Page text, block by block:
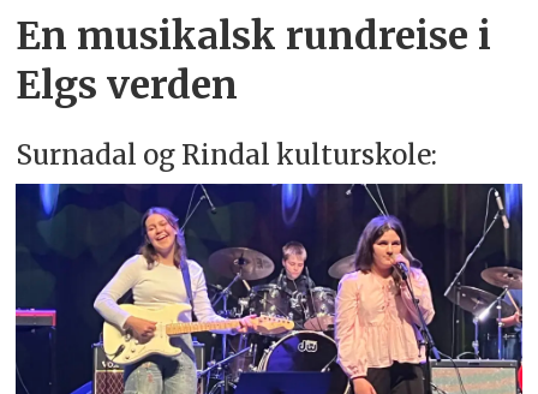
En musikalsk rundreise i
Elgs verden
Surnadal og Rindal kulturskole: